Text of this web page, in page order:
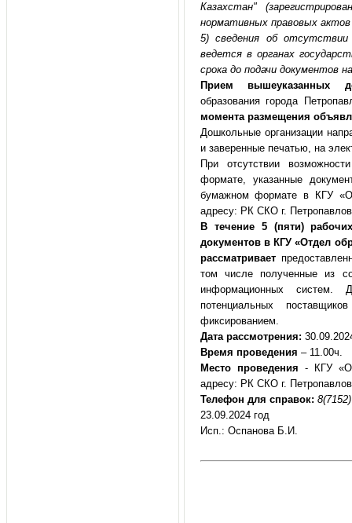
Казахстан"
нормативных правовых
5) сведения об
ведется в органах
срока до подачи документов
Прием вышеуказанных
образования города
момента размещения
Дошкольные организации
и заверенные печатью, на
При отсутствии
формате, указанные
бумажном формате в КГУ
адресу: РК СКО г.
В течение 5 (пяти)
документов в КГУ «Отдел
рассматривает
том числе полученные из
информационных систем.
потенциальных
фиксированием.
Дата рассмотрения:
Время проведения – 11.00ч.
Место проведения - КГУ
адресу: РК СКО г.
Телефон для справок:
23.09.2024 год
Исп.: Оспанова Б.И.